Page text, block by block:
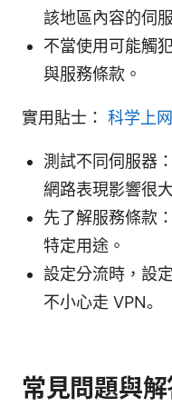
該地區內容的伺
不當使用可能觸
與服務條款。
實用貼士： 科学上
測試不同伺服器
網路表現影響很
先了解服務條款
特定用途。
設定分流時，設
不小心走 VPN。
常見問題與